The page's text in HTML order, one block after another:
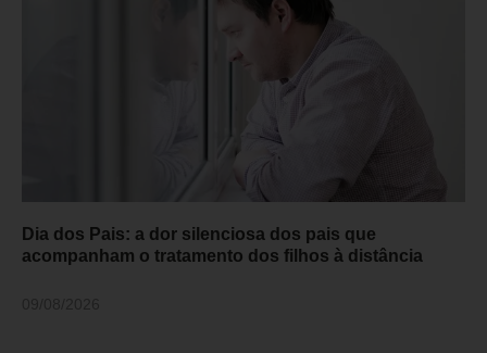
Dia dos Pais: a dor silenciosa dos pais que
acompanham o tratamento dos filhos à distância